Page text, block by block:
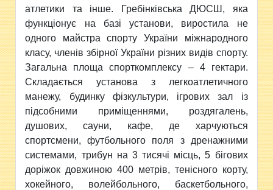
атлетики та інше. Гребінківська ДЮСШ, яка
функціонує на базі установи, виростила не
одного майстра спорту України міжнародного
класу, членів збірної України різних видів спорту.
Загальна площа спорткомплексу – 4 гектари.
Складається установа з легкоатлетичного
манежу, будинку фізкультури, ігрових зал із
підсобними приміщеннями, роздягалень,
душових, сауни, кафе, де харчуються
спортсмени, футбольного поля з дренажними
системами, трибун на 3 тисячі місць, 5 бігових
доріжок довжиною 400 метрів, тенісного корту,
хокейного, волейбольного, баскетбольного,